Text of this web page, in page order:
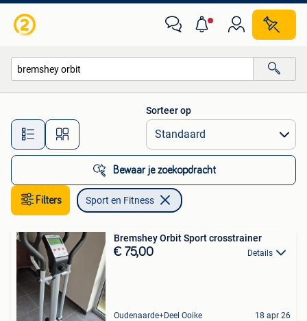
Alle afstanden…
Sorteer op
Bewaar je zoekopdracht
Filters Sport en Fitness
Bremshey Orbit Sport crosstrainer
€ 75,00 Details
Oudenaarde+Deel Ooike 18 apr 26